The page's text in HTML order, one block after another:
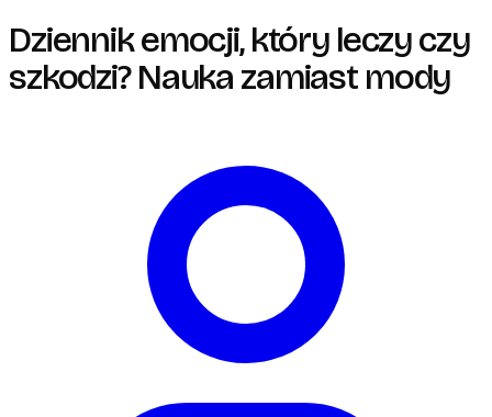
Dziennik emocji, który leczy czy
szkodzi? Nauka zamiast mody